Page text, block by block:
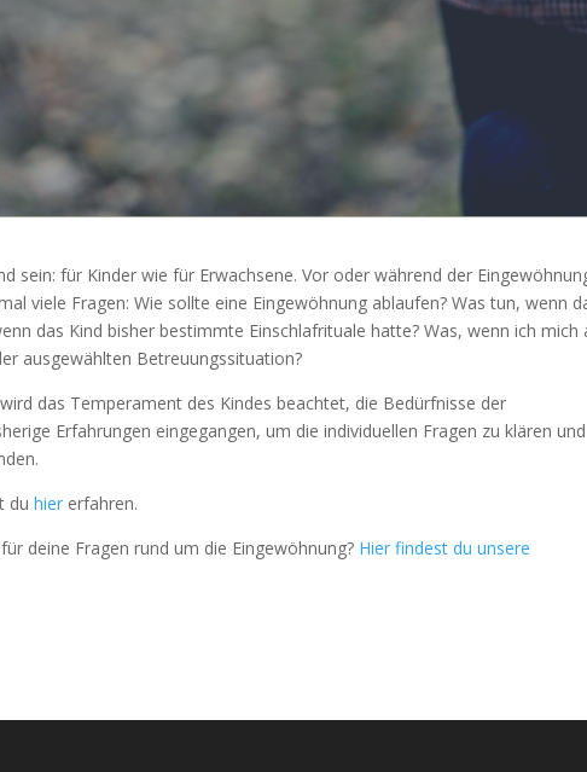
sein: für Kinder wie für Erwachsene. Vor oder während der
viele Fragen: Wie sollte eine Eingewöhnung ablaufen? Was tun, wenn
das Kind bisher bestimmte Einschlafrituale hatte? Was, wenn ich mich
ausgewählten Betreuungssituation?
das Temperament des Kindes beachtet, die Bedürfnisse der
Erfahrungen eingegangen, um die individuellen Fragen zu klären und
duhier erfahren.
deine Fragen rund um die Eingewöhnung? Hier findest du unsere